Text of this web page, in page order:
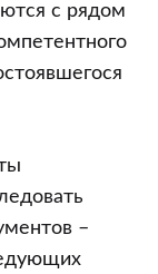
с рядом
–